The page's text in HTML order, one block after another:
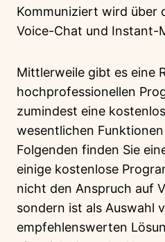
Kommuniziert wird über
Voice-Chat und Instant-
Mittlerweile gibt es eine
hochprofessionellen
zumindest eine
wesentlichen
Folgenden finden Sie
einige kostenlose
nicht den Anspruch auf
sondern ist als Auswahl
empfehlenswerten